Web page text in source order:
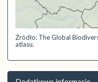
Źródło: The Global
atlasu.